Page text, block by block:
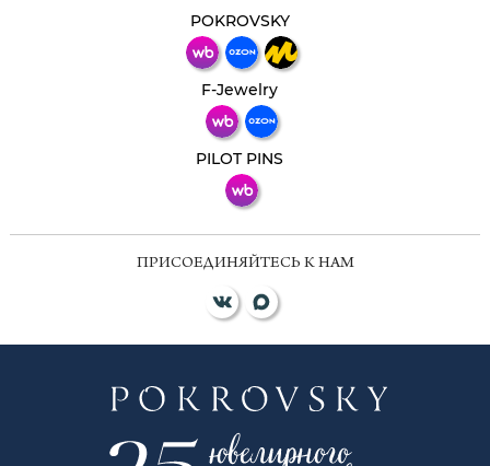
POKROVSKY
F-Jewelry
PILOT PINS
ПРИСОЕДИНЯЙТЕСЬ К НАМ